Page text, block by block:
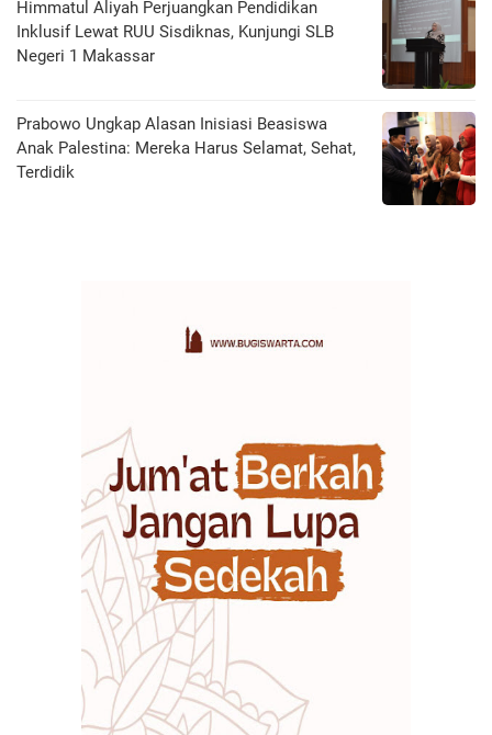
Himmatul Aliyah Perjuangkan Pendidikan
Inklusif Lewat RUU Sisdiknas, Kunjungi SLB
Negeri 1 Makassar
Prabowo Ungkap Alasan Inisiasi Beasiswa
Anak Palestina: Mereka Harus Selamat, Sehat,
Terdidik